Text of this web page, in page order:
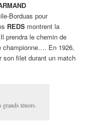
Borduas pour
REDS montrent la
Il prendra le chemin de
championne…. En 1926,
son filet durant un match
grands ténors.